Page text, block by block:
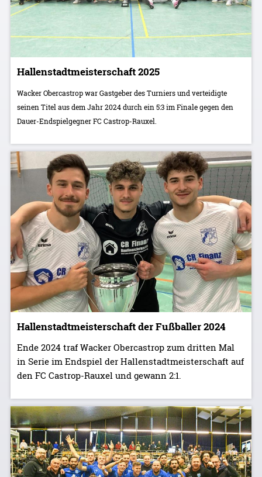
Hallenstadtmeisterschaft 2025
Wacker Obercastrop war Gastgeber des Turniers und verteidigte
seinen Titel aus dem Jahr 2024 durch ein 5:3 im Finale gegen den
Dauer-Endspielgegner FC Castrop-Rauxel.
Hallenstadtmeisterschaft der Fußballer 2024
Ende 2024 traf Wacker Obercastrop zum dritten Mal
in Serie im Endspiel der Hallenstadtmeisterschaft auf
den FC Castrop-Rauxel und gewann 2:1.